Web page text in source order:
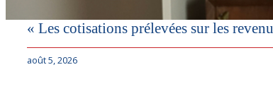
« Les cotisations prélevées sur les
août 5, 2026